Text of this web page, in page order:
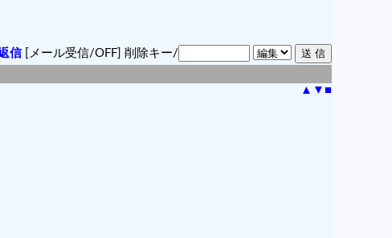
信[メール受信/OFF] 削除キー/
▲ ▼ ■